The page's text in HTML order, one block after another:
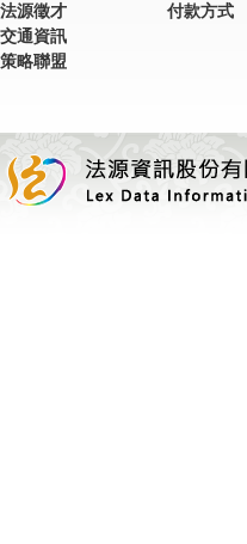
法源徵才
交通資訊
策略聯盟
付款方式